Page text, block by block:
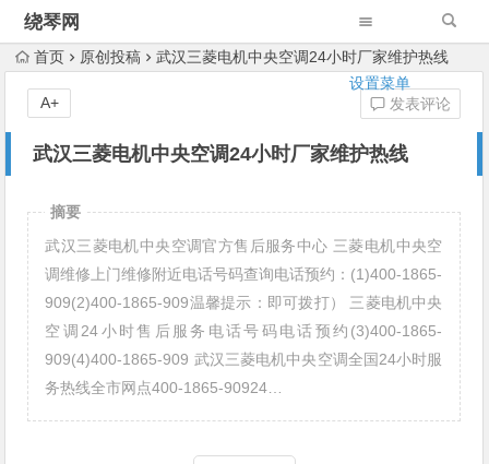
绕琴网
设置菜单
首页 原创投稿 武汉三菱电机中央空调24小时厂家维护热线
武汉三菱电机中央空调24小时厂家维护热线
发表评论
A+
摘要
武汉三菱电机中央空调官方售后服务中心 三菱电机中央空
调维修上门维修附近电话号码查询电话预约：(1)400-1865-
909(2)400-1865-909温馨提示：即可拨打） 三菱电机中央
空调24小时售后服务电话号码电话预约(3)400-1865-
909(4)400-1865-909 武汉三菱电机中央空调全国24小时服
务热线全市网点400-1865-90924…